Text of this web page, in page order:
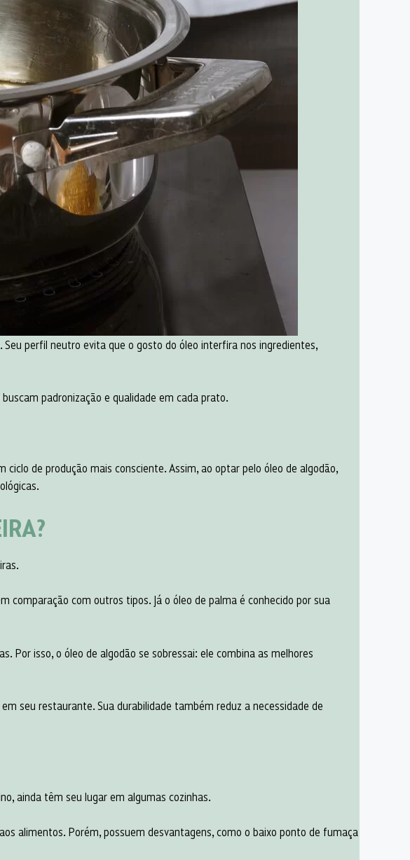
perfil neutro evita que o gosto do óleo interfira nos ingredientes,
padronização e qualidade em cada prato.
de produção mais consciente. Assim, ao optar pelo óleo de algodão,
comparação com outros tipos. Já o óleo de palma é conhecido por sua
Por isso, o óleo de algodão se sobressai: ele combina as melhores
seu restaurante. Sua durabilidade também reduz a necessidade de
ainda têm seu lugar em algumas cozinhas.
alimentos. Porém, possuem desvantagens, como o baixo ponto de fumaça